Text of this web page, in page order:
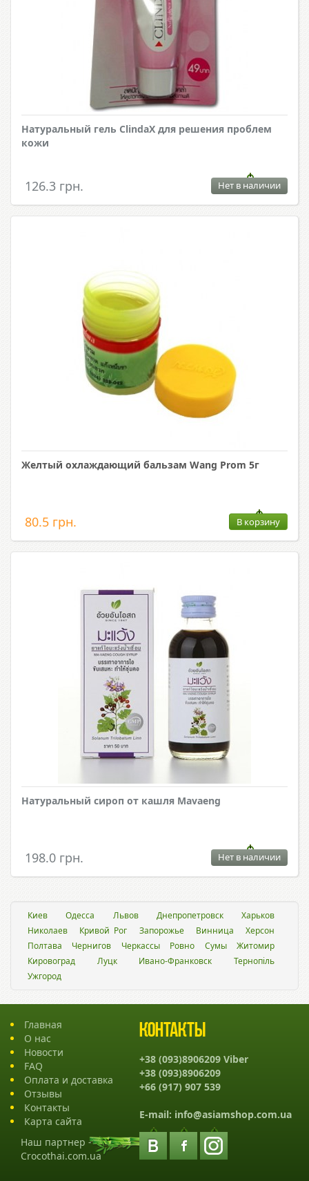
Натуральный гель ClindaX для решения проблем
кожи
126.3 грн. Нет в наличии
Желтый охлаждающий бальзам Wang Prom 5г
80.5 грн. В корзину
Натуральный сироп от кашля Mavaeng
198.0 грн. Нет в наличии
Киев Одесса Львов Днепропетровск
Харьков
Николаев
Кривой Рог Запорожье Винница
Херсон
Полтава
Чернигов Черкассы Ровно Сумы
Житомир
Кировоград
Луцк Ивано-Франковск
Тернопіль
Ужгород
Главная
О нас
Новости
FAQ
Оплата и доставка
Отзывы
Контакты
Карта сайта
Наш партнер -
Crocothai.com.ua
Контакты
+38 (093)8906209 Viber
+38 (093)8906209
+66 (917) 907 539
E-mail: info@asiamshop.com.ua